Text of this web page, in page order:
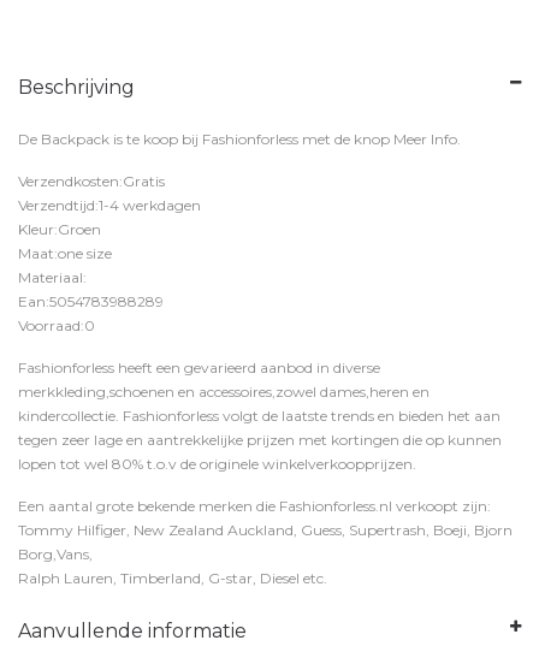
Beschrijving
De Backpack is te koop bij Fashionforless met de knop Meer Info.
Verzendkosten:Gratis
Verzendtijd:1-4 werkdagen
Kleur:Groen
Maat:one size
Materiaal:
Ean:5054783988289
Voorraad:0
Fashionforless heeft een gevarieerd aanbod in diverse
merkkleding,schoenen en accessoires,zowel dames,heren en
kindercollectie. Fashionforless volgt de laatste trends en bieden het aan
tegen zeer lage en aantrekkelijke prijzen met kortingen die op kunnen
lopen tot wel 80% t.o.v de originele winkelverkoopprijzen.
Een aantal grote bekende merken die Fashionforless.nl verkoopt zijn:
Tommy Hilfiger, New Zealand Auckland, Guess, Supertrash, Boeji, Bjorn
Borg,Vans,
Ralph Lauren, Timberland, G-star, Diesel etc.
Aanvullende informatie